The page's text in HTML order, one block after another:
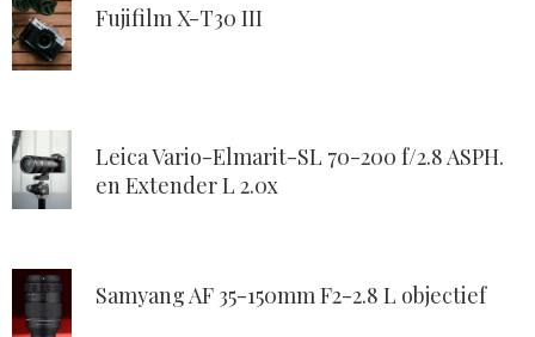
Fujifilm X-T30 III
Leica Vario-Elmarit-SL 70-200 f/2.8 ASPH.
en Extender L 2.0x
Samyang AF 35-150mm F2-2.8 L objectief